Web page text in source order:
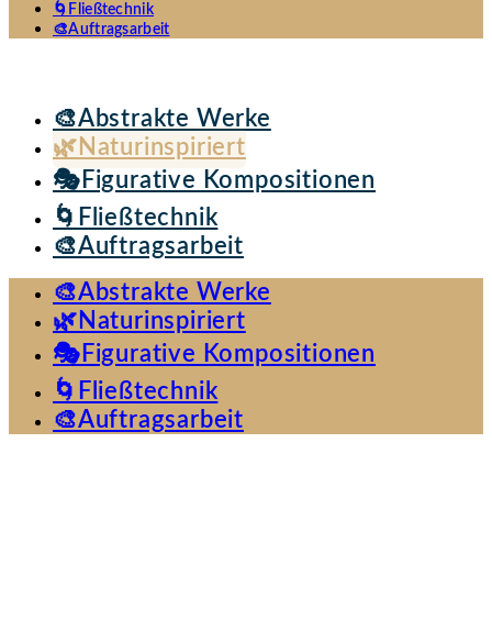
🌀Fließtechnik
🎨Auftragsarbeit
🎨Abstrakte Werke
🌿Naturinspiriert
🎭Figurative Kompositionen
🌀Fließtechnik
🎨Auftragsarbeit
🎨Abstrakte Werke
🌿Naturinspiriert
🎭Figurative Kompositionen
🌀Fließtechnik
🎨Auftragsarbeit